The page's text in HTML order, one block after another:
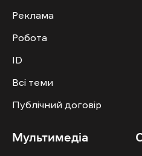
Реклама
Робота
ID
Всі теми
Публічний договір
Мультимедіа